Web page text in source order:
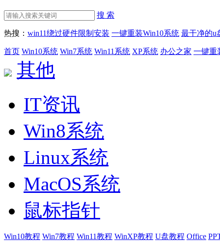
搜 索
热搜： win11绕过硬件限制安装 一键重装Win10系统 最干净的u
首页 Win10系统 Win7系统 Win11系统 XP系统 办公之家 一键重
其他
IT资讯
Win8系统
Linux系统
MacOS系统
鼠标指针
Win10教程 Win7教程 Win11教程 WinXP教程 U盘教程 Office